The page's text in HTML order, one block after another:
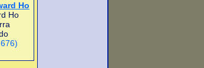
Ho
Ho